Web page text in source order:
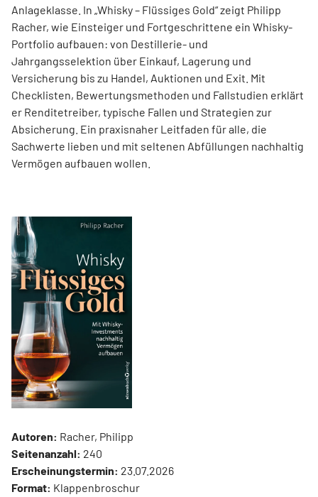
Anlageklasse. In „Whisky – Flüssiges Gold“ zeigt Philipp
Racher, wie Einsteiger und Fortgeschrittene ein Whisky-
Portfolio aufbauen: von Destillerie- und
Jahrgangsselektion über Einkauf, Lagerung und
Versicherung bis zu Handel, Auktionen und Exit. Mit
Checklisten, Bewertungsmethoden und Fallstudien erklärt
er Renditetreiber, typische Fallen und Strategien zur
Absicherung. Ein praxisnaher Leitfaden für alle, die
Sachwerte lieben und mit seltenen Abfüllungen nachhaltig
Vermögen aufbauen wollen.
Autoren: Racher, Philipp
Seitenanzahl: 240
Erscheinungstermin: 23.07.2026
Format: Klappenbroschur